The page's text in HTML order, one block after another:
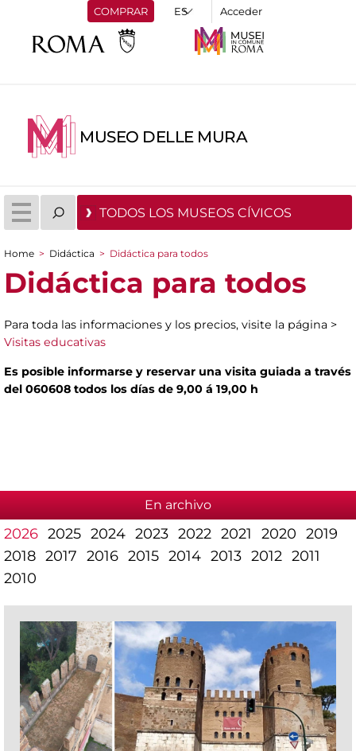
COMPRAR Acceder
MUSEO DELLE MURA
TODOS LOS MUSEOS CÍVICOS
You are here
Home > Didáctica > Didáctica para todos
Didáctica para todos
Para toda las informaciones y los precios, visite la página >
Visitas educativas
Es posible informarse y reservar una visita guiada a través
del 060608 todos los días de 9,00 á 19,00 h
En archivo
2026 2025 2024 2023 2022 2021 2020 2019
2018 2017 2016 2015 2014 2013 2012 2011
2010